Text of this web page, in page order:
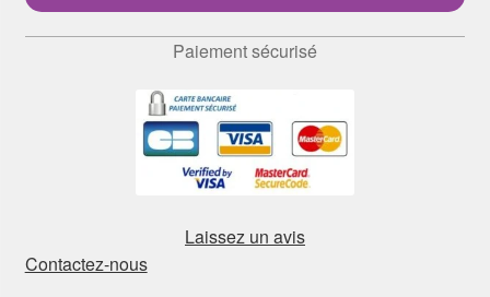
Paiement sécurisé
Laissez un avis
Contactez-nous